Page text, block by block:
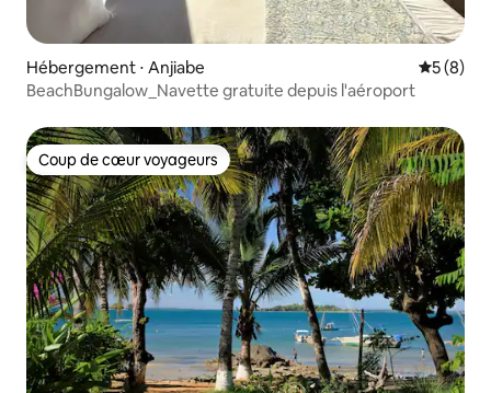
Hébergement ⋅ Anjiabe
5 (8)
BeachBungalow_Navette gratuite depuis l'aéroport
Coup de cœur voyageurs
Coup de cœur voyageurs